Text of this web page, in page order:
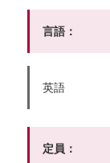
言語：
英語
定員：